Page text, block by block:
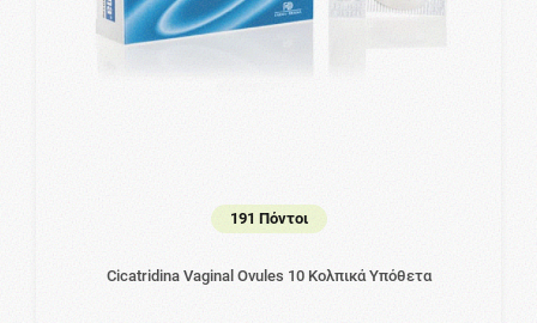
191 Πόντοι
Cicatridina Vaginal Ovules 10 Κολπικά Υπόθετα